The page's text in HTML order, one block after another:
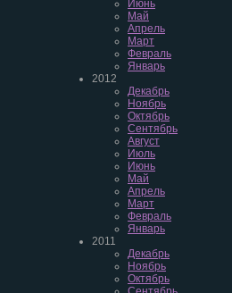
Июнь
Май
Апрель
Март
Февраль
Январь
2012
Декабрь
Ноябрь
Октябрь
Сентябрь
Август
Июль
Июнь
Май
Апрель
Март
Февраль
Январь
2011
Декабрь
Ноябрь
Октябрь